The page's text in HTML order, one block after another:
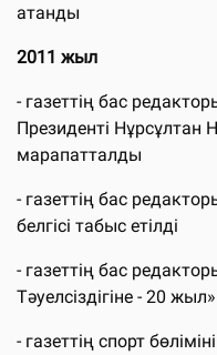
атанды
2011 жыл
- газеттің бас
Президенті
марапатталды
- газеттің бас
белгісі табыс етілді
- газеттің бас
Тәуелсіздігіне - 20
- газеттің спорт